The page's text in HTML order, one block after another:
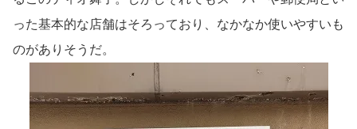
った基本的な店舗はそろっており、なかなか使いやすいも
のがありそうだ。